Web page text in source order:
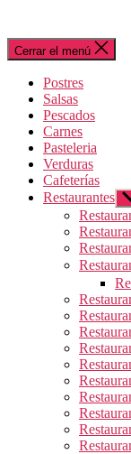
Cerrar el menú
Postres
Salsas
Pescados
Carnes
Pasteleria
Verduras
Cafeterías
Restaurantes
el